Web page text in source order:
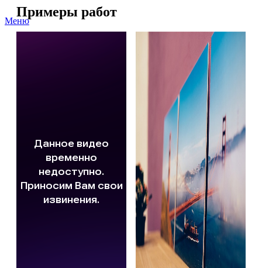
Меню
Примеры работ